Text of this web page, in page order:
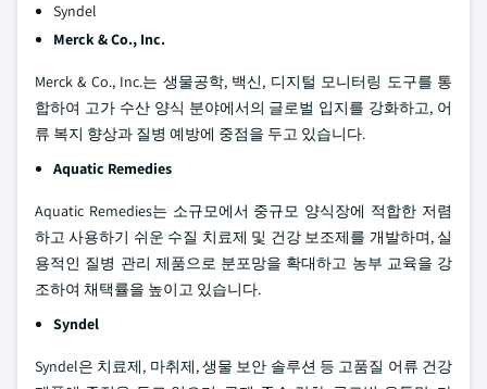
Syndel
Merck & Co., Inc.
Merck & Co., Inc.는 생물공학, 백신, 디지털 모니터링 도구를 통
합하여 고가 수산 양식 분야에서의 글로벌 입지를 강화하고, 어
류 복지 향상과 질병 예방에 중점을 두고 있습니다.
Aquatic Remedies
Aquatic Remedies는 소규모에서 중규모 양식장에 적합한 저렴
하고 사용하기 쉬운 수질 치료제 및 건강 보조제를 개발하며, 실
용적인 질병 관리 제품으로 분포망을 확대하고 농부 교육을 강
조하여 채택률을 높이고 있습니다.
Syndel
Syndel은 치료제, 마취제, 생물 보안 솔루션 등 고품질 어류 건강